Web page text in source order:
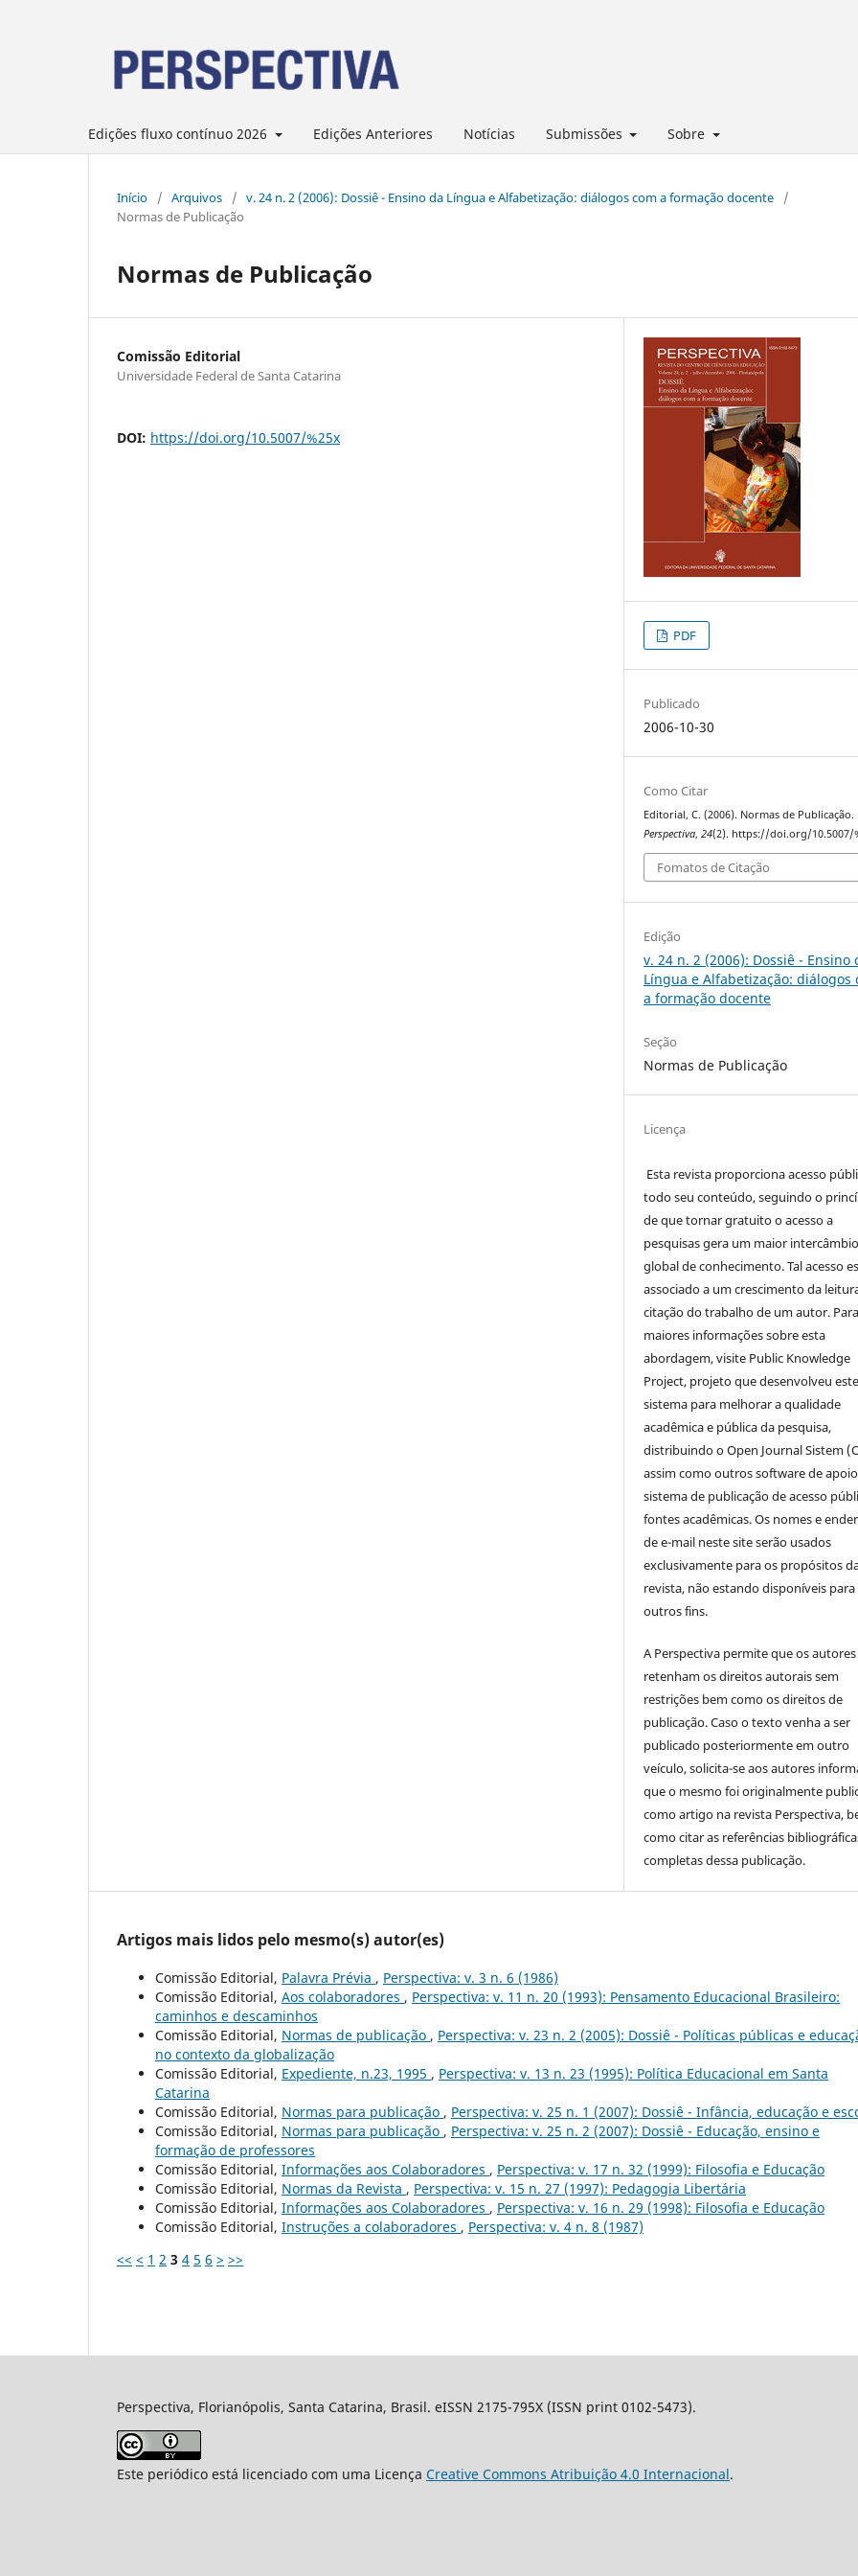
Edições fluxo contínuo 2026 Edições Anteriores Notícias Submissões Sobre
Início / Arquivos / v. 24 n. 2 (2006): Dossiê - Ensino da Língua e Alfabetização: diálogos com a formação docente
/
Normas de Publicação
Normas de Publicação
Comissão Editorial
Universidade Federal de Santa Catarina
DOI: https://doi.org/10.5007/%25x
PDF
Publicado
2006-10-30
Como Citar
Editorial, C. (2006). Normas de Publicação.
Perspectiva,24(2). https://doi.org/10.5007/
Fomatos de Citação
Edição
v. 24 n. 2 (2006): Dossiê - Ensino
Língua e Alfabetização: diálogos
a formação docente
Seção
Normas de Publicação
Licença
Esta revista proporciona acesso
todo seu conteúdo, seguindo o
de que tornar gratuito o acesso a
pesquisas gera um maior intercâmbio
global de conhecimento. Tal acesso
associado a um crescimento da
citação do trabalho de um autor. Para
maiores informações sobre esta
abordagem, visite Public Knowledge
Project, projeto que desenvolveu este
sistema para melhorar a qualidade
acadêmica e pública da pesquisa,
distribuindo o Open Journal Sistem
assim como outros software de
sistema de publicação de acesso
fontes acadêmicas. Os nomes e
de e-mail neste site serão usados
exclusivamente para os propósitos
revista, não estando disponíveis para
outros fins.
A Perspectiva permite que os autores
retenham os direitos autorais sem
restrições bem como os direitos de
publicação. Caso o texto venha a ser
publicado posteriormente em outro
veículo, solicita-se aos autores
que o mesmo foi originalmente
como artigo na revista Perspectiva,
como citar as referências
completas dessa publicação.
Artigos mais lidos pelo mesmo(s) autor(es)
Comissão Editorial, Palavra Prévia , Perspectiva: v. 3 n. 6 (1986)
Comissão Editorial, Aos colaboradores , Perspectiva: v. 11 n. 20 (1993): Pensamento Educacional Brasileiro:
caminhos e descaminhos
Comissão Editorial, Normas de publicação , Perspectiva: v. 23 n. 2 (2005): Dossiê - Políticas públicas e
no contexto da globalização
Comissão Editorial, Expediente, n.23, 1995 , Perspectiva: v. 13 n. 23 (1995): Política Educacional em Santa
Catarina
Comissão Editorial, Normas para publicação , Perspectiva: v. 25 n. 1 (2007): Dossiê - Infância, educação e
Comissão Editorial, Normas para publicação , Perspectiva: v. 25 n. 2 (2007): Dossiê - Educação, ensino e
formação de professores
Comissão Editorial, Informações aos Colaboradores , Perspectiva: v. 17 n. 32 (1999): Filosofia e Educação
Comissão Editorial, Normas da Revista , Perspectiva: v. 15 n. 27 (1997): Pedagogia Libertária
Comissão Editorial, Informações aos Colaboradores , Perspectiva: v. 16 n. 29 (1998): Filosofia e Educação
Comissão Editorial, Instruções a colaboradores , Perspectiva: v. 4 n. 8 (1987)
<< < 1 2 3 4 5 6 > >>
Perspectiva, Florianópolis, Santa Catarina, Brasil. eISSN 2175-795X (ISSN print 0102-5473).
Este periódico está licenciado com uma Licença Creative Commons Atribuição 4.0 Internacional.